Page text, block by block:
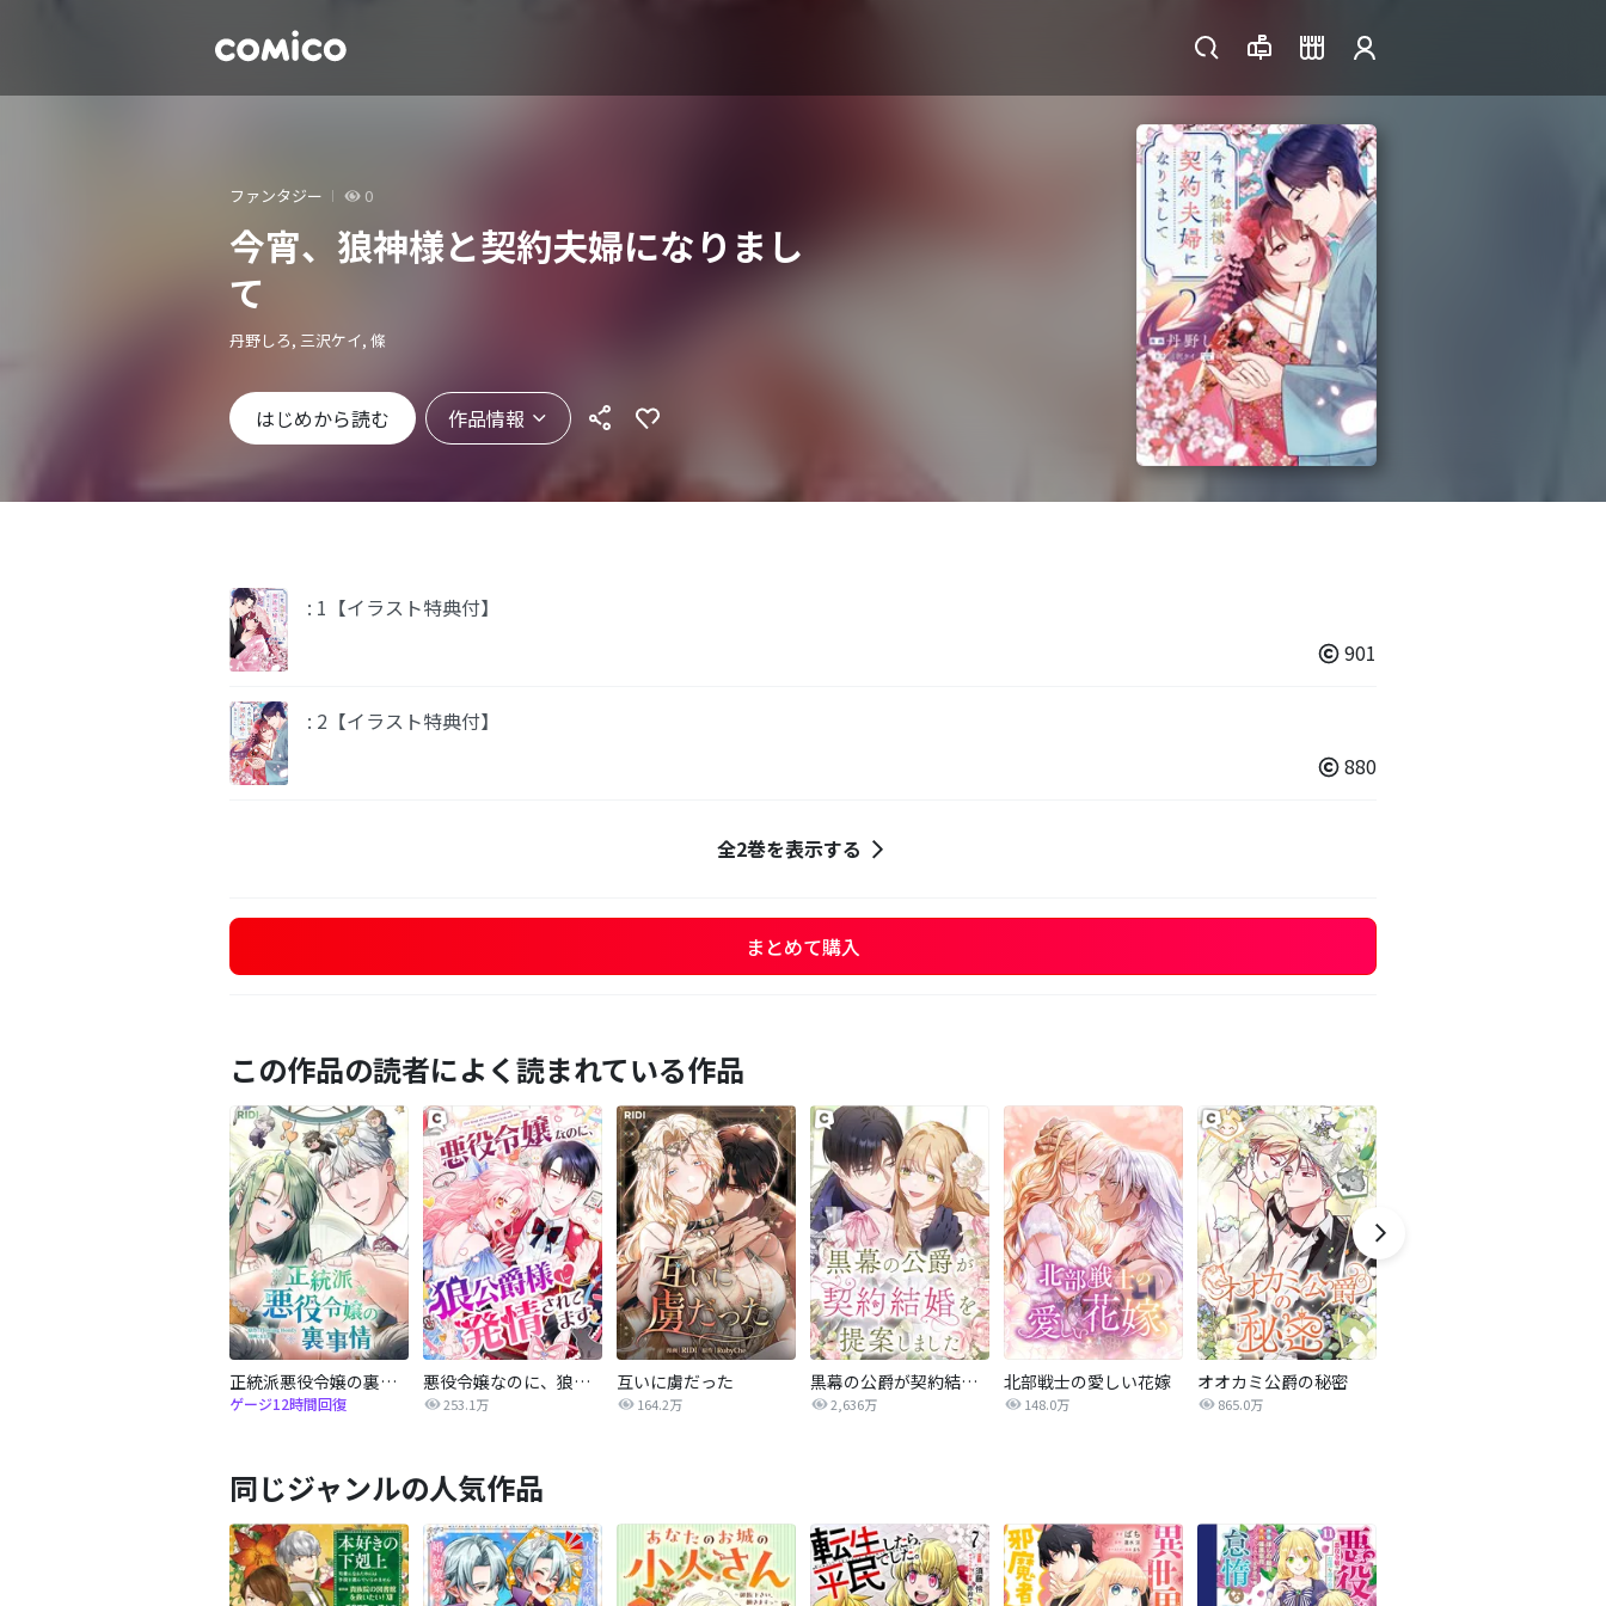
ファンタジー 0
今宵、狼神様と契約夫婦になりまし
て
丹野しろ, 三沢ケイ, 條
はじめから読む 作品情報
: 1【イラスト特典付】
901
: 2【イラスト特典付】
880
全2巻を表示する
まとめて購入
この作品の読者によく読まれている作品
正統派悪役令嬢の裏事情
ゲージ12時間回復
悪役令嬢なのに、狼公爵様に発情されてます
253.1万
互いに虜だった
164.2万
黒幕の公爵が契約結婚を提案しました
2,636万
北部戦士の愛しい花嫁
148.0万
オオカミ公爵の秘密
865.0万
同じジャンルの人気作品